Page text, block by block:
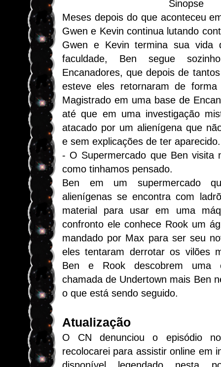
Sinopse
Meses depois do que aconteceu
Gwen e Kevin continua lutando
Gwen e Kevin termina sua
faculdade, Ben segue
Encanadores, que depois de
esteve eles retornaram de
Magistrado em uma base de
até que em uma investigação
atacado por um alienígena que
e sem explicações de ter aparecido.
- O Supermercado que Ben visita
como tinhamos pensado.
Ben em um supermercado
alienígenas se encontra com
material para usar em uma
confronto ele conhece Rook um
mandado por Max para ser seu
eles tentaram derrotar os vilões
Ben e Rook descobrem uma
chamada de Undertown mais Ben
o que está sendo seguido.
Atualização
O CN denunciou o episódio
recolocarei para assistir online em